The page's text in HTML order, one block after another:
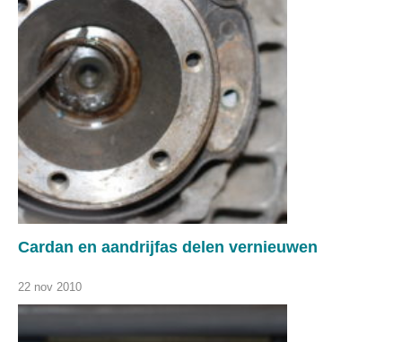
Cardan en aandrijfas delen vernieuwen
22 nov 2010